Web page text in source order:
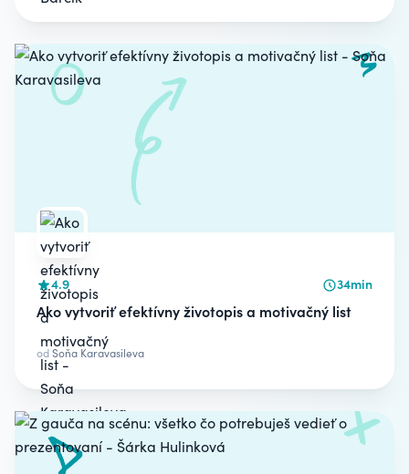
4.9 34min
Ako vytvoriť efektívny životopis a motivačný list
odSoňa Karavasileva